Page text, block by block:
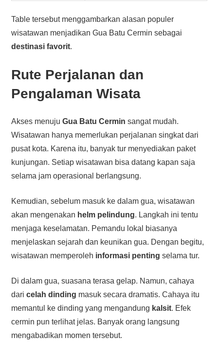
Table tersebut menggambarkan alasan populer
wisatawan menjadikan Gua Batu Cermin sebagai
destinasi favorit.
Rute Perjalanan dan
Pengalaman Wisata
Akses menuju Gua Batu Cermin sangat mudah.
Wisatawan hanya memerlukan perjalanan singkat dari
pusat kota. Karena itu, banyak tur menyediakan paket
kunjungan. Setiap wisatawan bisa datang kapan saja
selama jam operasional berlangsung.
Kemudian, sebelum masuk ke dalam gua, wisatawan
akan mengenakan helm pelindung. Langkah ini tentu
menjaga keselamatan. Pemandu lokal biasanya
menjelaskan sejarah dan keunikan gua. Dengan begitu,
wisatawan memperoleh informasi penting selama tur.
Di dalam gua, suasana terasa gelap. Namun, cahaya
dari celah dinding masuk secara dramatis. Cahaya itu
memantul ke dinding yang mengandung kalsit. Efek
cermin pun terlihat jelas. Banyak orang langsung
mengabadikan momen tersebut.